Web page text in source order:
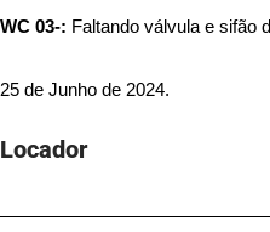
WC 03-: Faltando válvula e sifão
25 de Junho de 2024.
Locador